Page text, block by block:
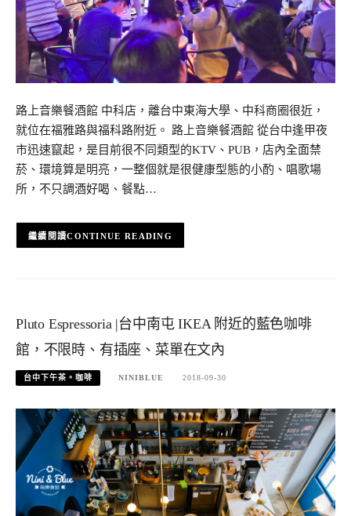
路上音樂餐酒館 中科店，離台中東海大學、中科商圈很近，
就位在福雅路與福科路附近。 路上音樂餐酒館 從台中逢甲夜
市迅速竄起，是目前很不同類型的KTV、PUB，店內全面禁
菸、環境算是明亮，一整個就是很健康型態的小酌、唱歌場
所，不只調酒好喝、餐點…
CONTINUE READING
Pluto Espressoria |台中南屯 IKEA 附近的藍色咖啡
館，不限時、有插座、菜單在文內
台中下午茶。咖啡 NINIBLUE 2018-09-30